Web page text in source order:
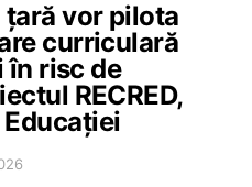
țară vor pilota
curriculară
în risc de
RECRED,